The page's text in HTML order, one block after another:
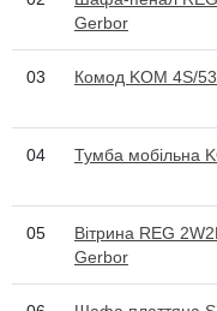
Gerbor
03 Комод KOM 4S/
04 Тумба мобільна
05
Вітрина REG
Gerbor